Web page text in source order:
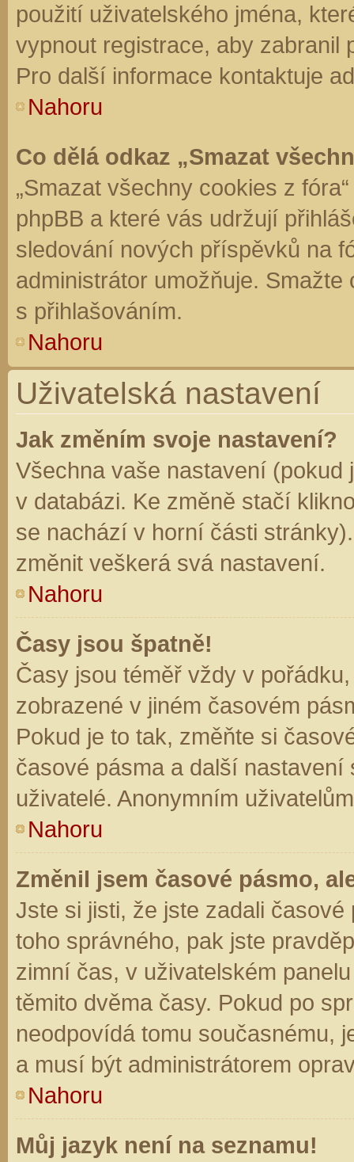
použití uživatelského jména,
vypnout registrace, aby zabranil
Pro další informace kontaktuje
Nahoru
Co dělá odkaz „Smazat
„Smazat všechny cookies z
phpBB a které vás udržují
sledování nových příspěvků na
administrátor umožňuje.
s přihlašováním.
Nahoru
Uživatelská nastavení
Jak změním svoje nastavení?
Všechna vaše nastavení (pokud
v databázi. Ke změně stačí
se nachází v horní části
změnit veškerá svá nastavení.
Nahoru
Časy jsou špatně!
Časy jsou téměř vždy v
zobrazené v jiném časovém
Pokud je to tak, změňte si
časové pásma a další
uživatelé. Anonymním
Nahoru
Změnil jsem časové pásmo,
Jste si jisti, že jste zadali
toho správného, pak jste
zimní čas, v uživatelském
těmito dvěma časy. Pokud po
neodpovídá tomu současnému,
a musí být administrátorem
Nahoru
Můj jazyk není na seznamu!